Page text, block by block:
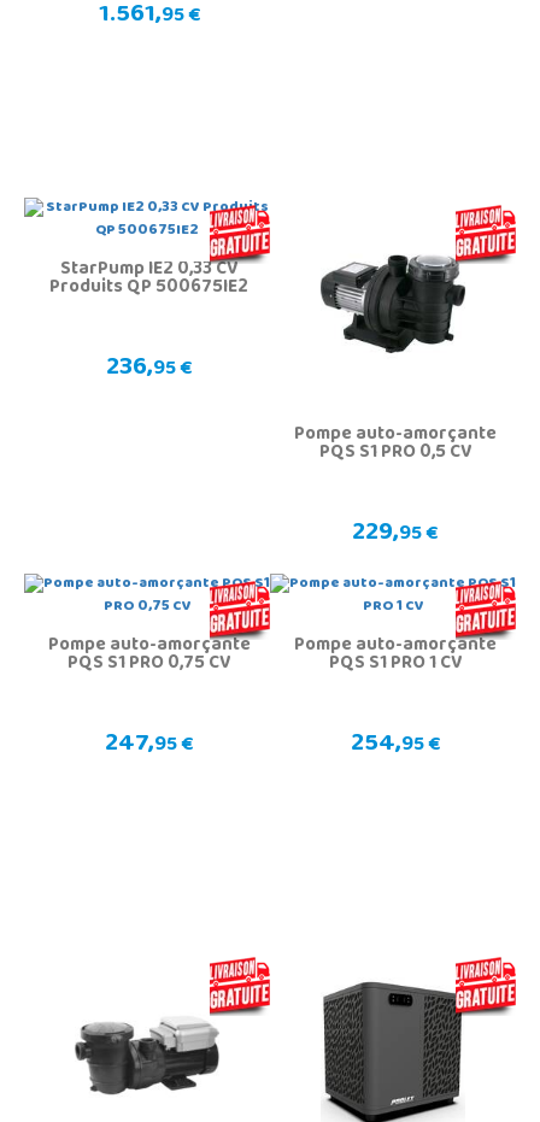
1.561,95 €
StarPump IE2 0,33 CV
Produits QP 500675IE2
236,95 €
Pompe auto-amorçante
PQS S1 PRO 0,5 CV
229,95 €
Pompe auto-amorçante
PQS S1 PRO 0,75 CV
247,95 €
Pompe auto-amorçante
PQS S1 PRO 1 CV
254,95 €